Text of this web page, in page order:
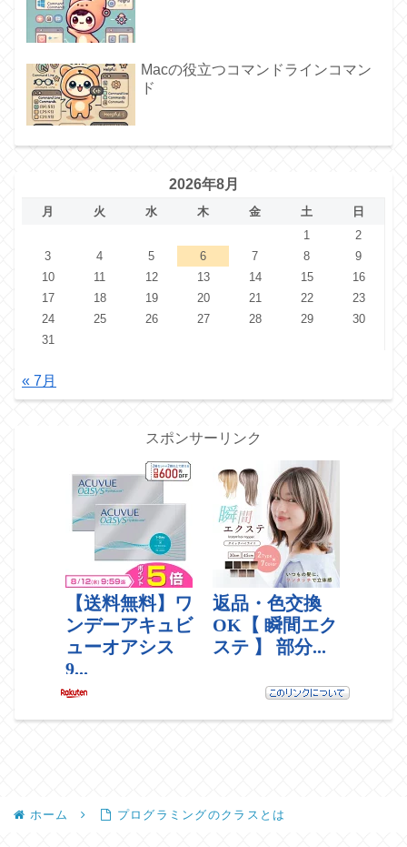
Macの役立つコマンドラインコマン
ド
2026年8月
月 火 水 木 金 土
日
1
2
3
4 5 6 7 8
9
10
11 12 13 14 15
16
17
18 19 20 21 22
23
24
25 26 27 28 29
30
31
« 7月
スポンサーリンク
ホーム プログラミングのクラスとは